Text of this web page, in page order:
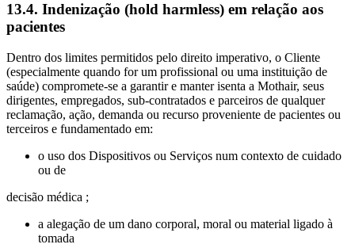
13.4. Indenização (hold harmless) em relação aos
pacientes
Dentro dos limites permitidos pelo direito imperativo, o Cliente
(especialmente quando for um profissional ou uma instituição de
saúde) compromete‑se a garantir e manter isenta a Mothair, seus
dirigentes, empregados, sub‑contratados e parceiros de qualquer
reclamação, ação, demanda ou recurso proveniente de pacientes ou
terceiros e fundamentado em:
o uso dos Dispositivos ou Serviços num contexto de cuidado
ou de
decisão médica ;
a alegação de um dano corporal, moral ou material ligado à
tomada